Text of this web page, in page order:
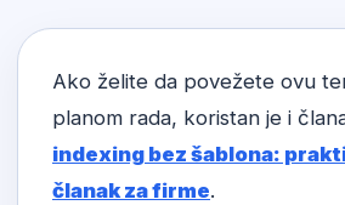
Ako želite da povežete ovu
planom rada, koristan je i
indexing bez šablona:
članak za firme.